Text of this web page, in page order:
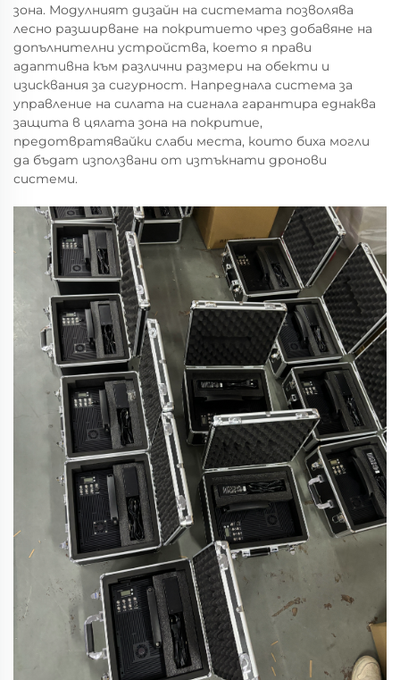
зона. Модулният дизайн на системата позволява
лесно разширване на покритието чрез добавяне на
допълнителни устройства, което я прави
адаптивна към различни размери на обекти и
изисквания за сигурност. Напреднала система за
управление на силата на сигнала гарантира еднаква
защита в цялата зона на покритие,
предотвратявайки слаби места, които биха могли
да бъдат използвани от изтъкнати дронови
системи.